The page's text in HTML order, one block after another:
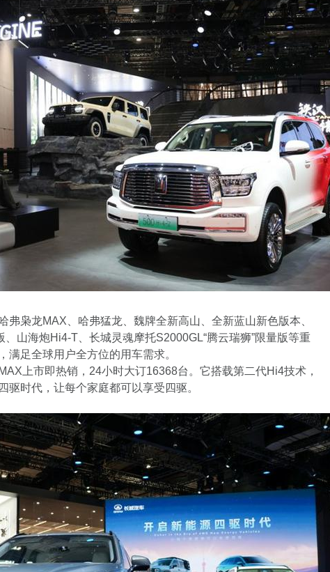
弗枭龙MAX、哈弗猛龙、魏牌全新高山、全新蓝山新色版本、
山海炮Hi4-T、长城灵魂摩托S2000GL“腾云瑞狮”限量版等重
满足全球用户全方位的用车需求。
上市即热销，24小时大订16368台。它搭载第二代Hi4技术，
驱时代，让每个家庭都可以享受四驱。